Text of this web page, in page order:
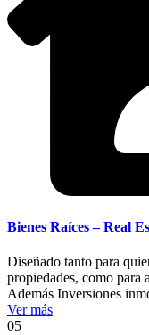
Bienes Raíces – Real
Diseñado tanto para
propiedades, como para
Además Inversiones
Ver más
05